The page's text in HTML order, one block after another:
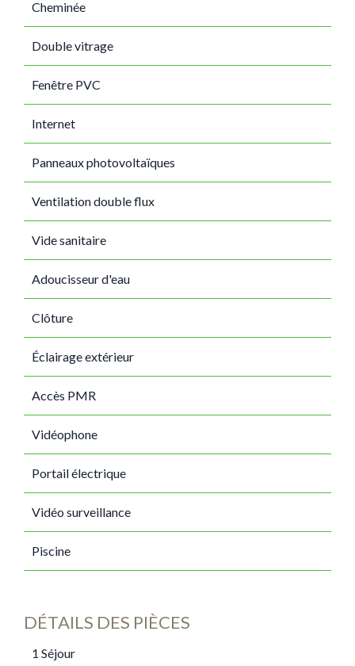
Cheminée
Double vitrage
Fenêtre PVC
Internet
Panneaux photovoltaïques
Ventilation double flux
Vide sanitaire
Adoucisseur d'eau
Clôture
Éclairage extérieur
Accès PMR
Vidéophone
Portail électrique
Vidéo surveillance
Piscine
DÉTAILS DES PIÈCES
1 Séjour